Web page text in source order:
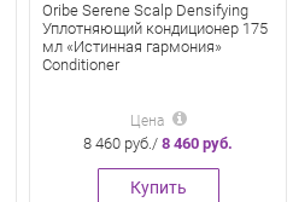
Oribe Serene Scalp Densifying
Уплотняющий кондиционер 175
мл «Истинная гармония»
Conditioner
Цена
8 460 руб./ 8 460 руб.
Купить